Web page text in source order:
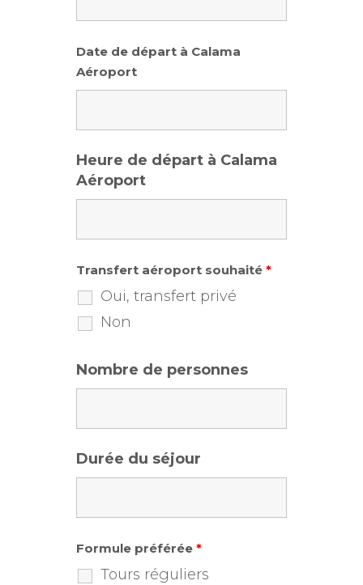
Date de départ à Calama
Aéroport
Heure de départ à Calama
Aéroport
Transfert aéroport souhaité *
Oui, transfert privé
Non
Nombre de personnes
Durée du séjour
Formule préférée *
Tours réguliers